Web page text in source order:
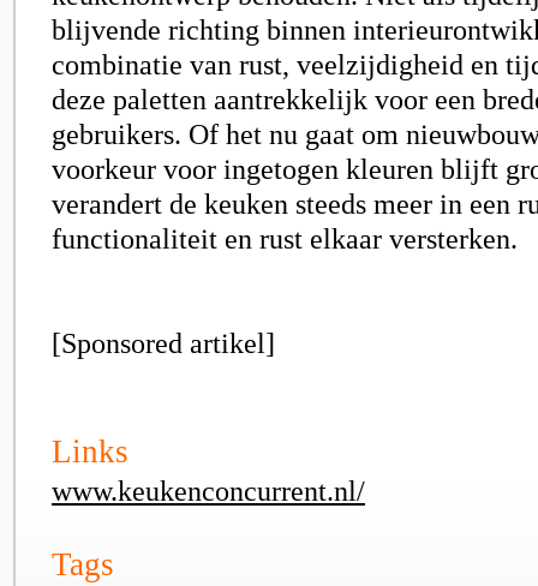
blijvende richting binnen
combinatie van rust, veelzijdigheid en
deze paletten aantrekkelijk voor een
gebruikers. Of het nu gaat om
voorkeur voor ingetogen kleuren blijft
verandert de keuken steeds meer in een
functionaliteit en rust elkaar versterken.
[Sponsored artikel]
Links
www.keukenconcurrent.nl/
Tags